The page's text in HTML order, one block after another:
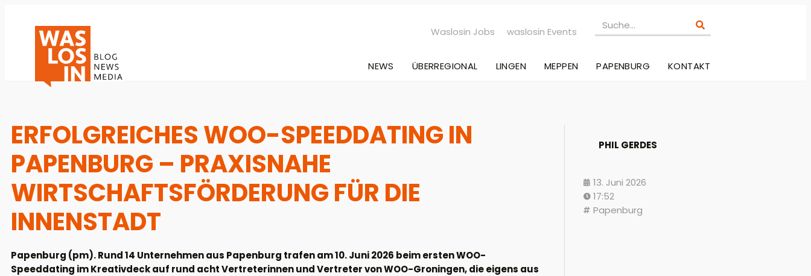
Waslosin Jobs waslosin Events
NEWS ÜBERREGIONAL LINGEN MEPPEN PAPENBURG KONTAKT
ERFOLGREICHES WOO-SPEEDDATING IN
PAPENBURG – PRAXISNAHE
WIRTSCHAFTSFÖRDERUNG FÜR DIE
INNENSTADT
Papenburg (pm). Rund 14 Unternehmen aus Papenburg trafen am 10. Juni 2026 beim ersten WOO-
Speeddating im Kreativdeck auf rund acht Vertreterinnen und Vertreter von WOO-Groningen, die eigens aus
PHIL GERDES
13. Juni 2026
17:52
Papenburg